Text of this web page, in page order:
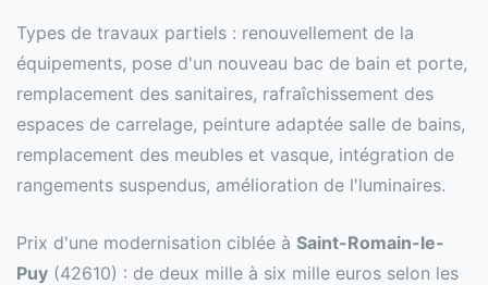
Types de travaux partiels : renouvellement de la
équipements, pose d'un nouveau bac de bain et porte,
remplacement des sanitaires, rafraîchissement des
espaces de carrelage, peinture adaptée salle de bains,
remplacement des meubles et vasque, intégration de
rangements suspendus, amélioration de l'luminaires.
Prix d'une modernisation ciblée à Saint-Romain-le-
Puy (42610) : de deux mille à six mille euros selon les